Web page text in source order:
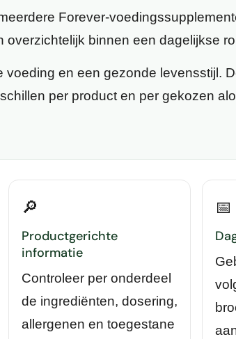
Forever-
binnen een dagelijkse
en een gezonde levensstijl.
per product en per gekozen
🔎
Productgerichte
informatie
Controleer per onderdeel
de ingrediënten, dosering,
allergenen en toegestane
📅